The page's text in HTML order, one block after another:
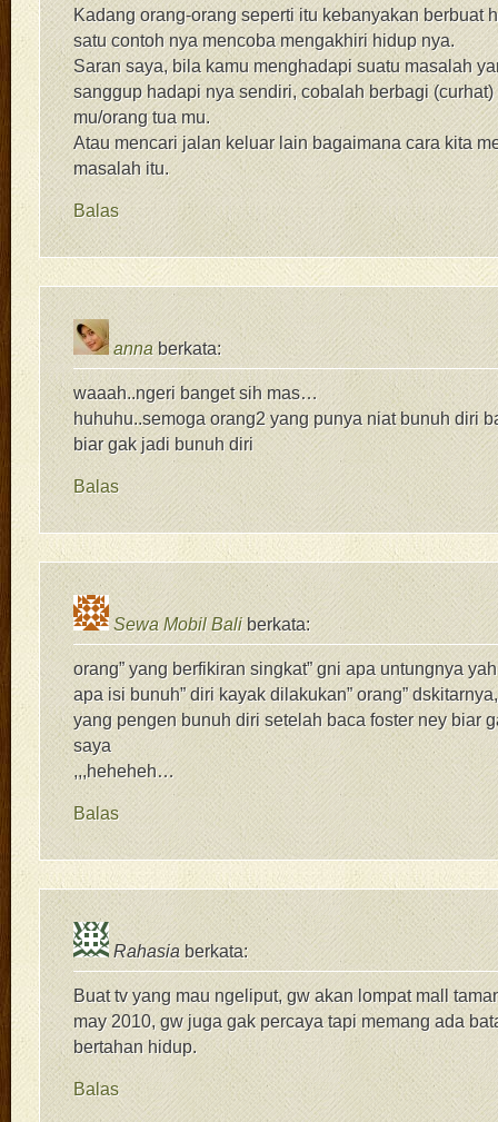
Kadang orang-orang seperti itu kebanyakan berbuat
satu contoh nya mencoba mengakhiri hidup nya.
Saran saya, bila kamu menghadapi suatu masalah
sanggup hadapi nya sendiri, cobalah berbagi (curhat)
mu/orang tua mu.
Atau mencari jalan keluar lain bagaimana cara kita
masalah itu.
Balas
anna berkata:
waaah..ngeri banget sih mas…
huhuhu..semoga orang2 yang punya niat bunuh diri
biar gak jadi bunuh diri
Balas
Sewa Mobil Bali berkata:
orang” yang berfikiran singkat” gni apa untungnya
apa isi bunuh” diri kayak dilakukan” orang”
yang pengen bunuh diri setelah baca foster ney biar
saya
,,,heheheh…
Balas
Rahasia berkata:
Buat tv yang mau ngeliput, gw akan lompat mall
may 2010, gw juga gak percaya tapi memang ada
bertahan hidup.
Balas